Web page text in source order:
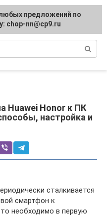
и Honor
Huawei Honor к ПК
настройка и
сталкивается
смартфон к
необходимо в первую
предложений по
chop-nn@cp9.ru